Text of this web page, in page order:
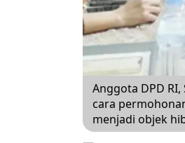
Anggota DPD
cara
menjadi objek